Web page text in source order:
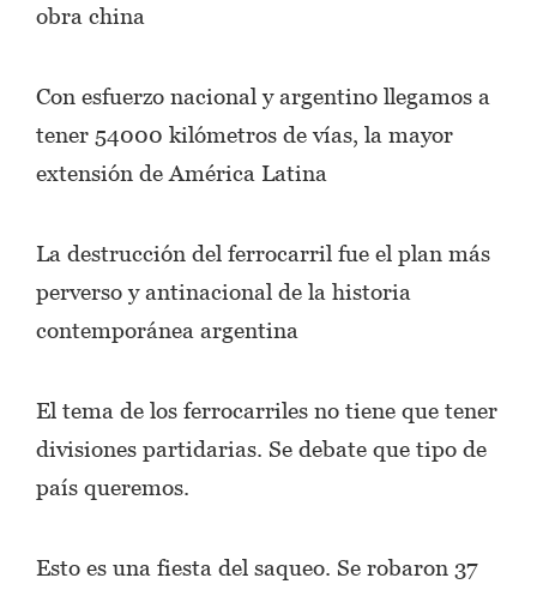
obra china
Con esfuerzo nacional y argentino llegamos a
tener 54000 kilómetros de vías, la mayor
extensión de América Latina
La destrucción del ferrocarril fue el plan más
perverso y antinacional de la historia
contemporánea argentina
El tema de los ferrocarriles no tiene que tener
divisiones partidarias. Se debate que tipo de
país queremos.
Esto es una fiesta del saqueo. Se robaron 37